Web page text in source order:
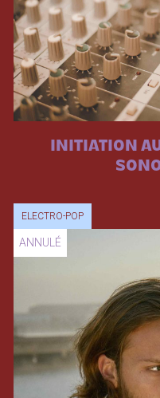
INITIATION
ELECTRO-POP
ANNULÉ